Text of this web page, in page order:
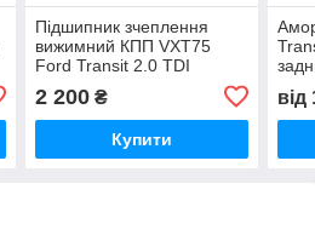
Підшипник зчеплення
вижимний КПП VXT75
Ford Transit 2.0 TDI
привод Форд Транзит
2000-2006, 1C157A564AB
2 200₴
Купити
від